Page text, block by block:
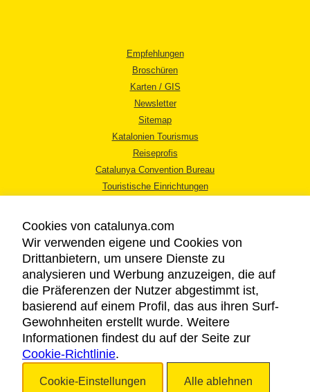
Empfehlungen
Broschüren
Karten / GIS
Newsletter
Sitemap
Katalonien Tourismus
Reiseprofis
Catalunya Convention Bureau
Touristische Einrichtungen
RECHTLICHER HINWEIS
DATENSCHUTZICHTLINIE
COOKIES
BARRIEREFREIHEIT
Cookies von catalunya.com
Wir verwenden eigene und Cookies von
Drittanbietern, um unsere Dienste zu
analysieren und Werbung anzuzeigen, die auf
die Präferenzen der Nutzer abgestimmt ist,
basierend auf einem Profil, das aus ihren Surf-
Gewohnheiten erstellt wurde. Weitere
Informationen findest du auf der Seite zur
Cookie-Richtlinie.
Cookie-Einstellungen Alle ablehnen